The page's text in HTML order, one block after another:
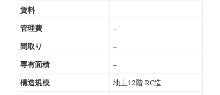
賃料
–
管理費
–
間取り
–
専有面積
–
構造規模
地上12階 RC造